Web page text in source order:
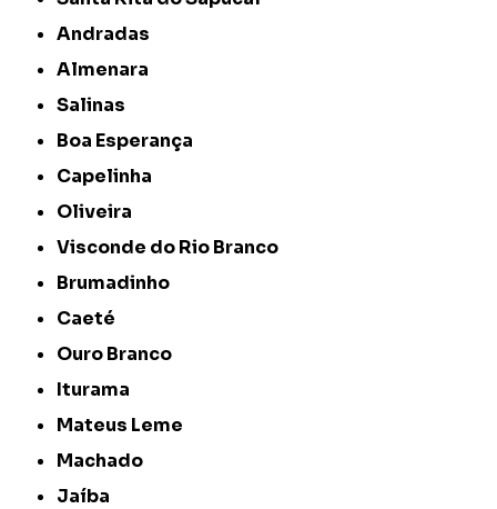
Andradas
Almenara
Salinas
Boa Esperança
Capelinha
Oliveira
Visconde do Rio Branco
Brumadinho
Caeté
Ouro Branco
Iturama
Mateus Leme
Machado
Jaíba